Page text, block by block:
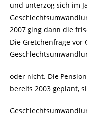
und unterzog sich im
2007 ging dann die
Die Gretchenfrage vor
oder nicht. Die
bereits 2003 geplant,